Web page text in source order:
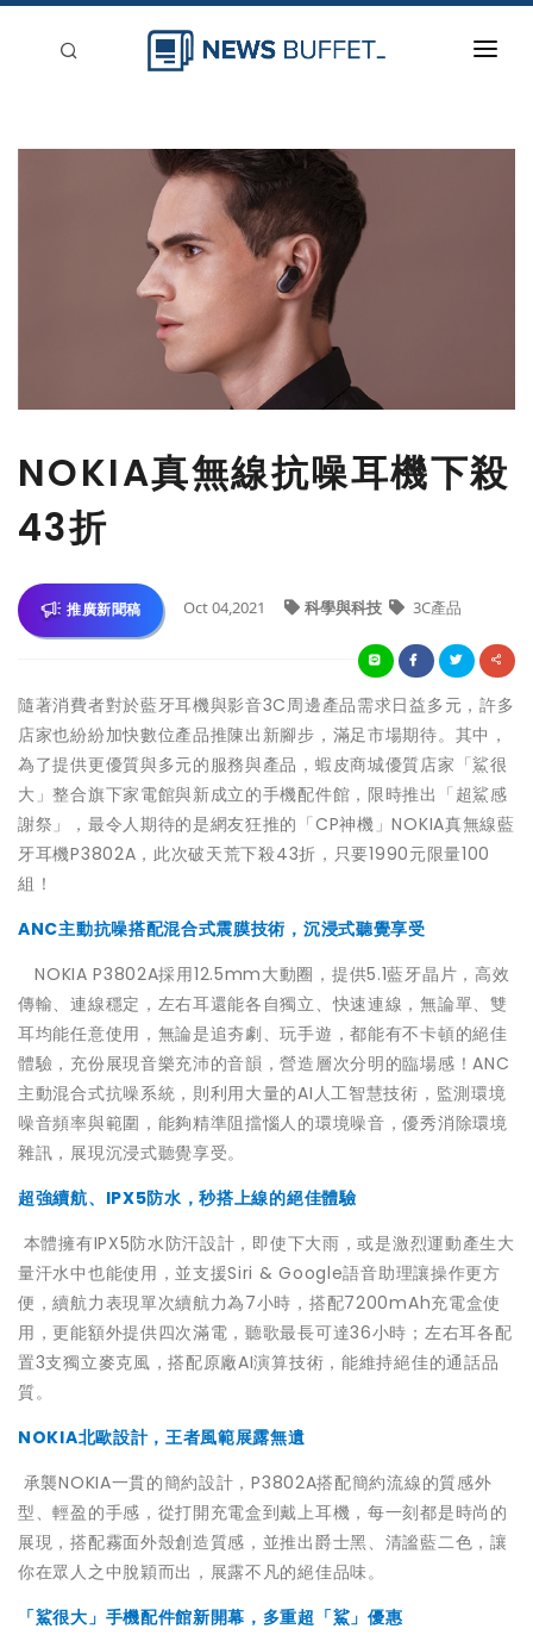
NOKIA真無線抗噪耳機下殺
43折
推廣新聞稿 Oct 04,2021 科學與科技 3C產品
隨著消費者對於藍牙耳機與影音3C周邊產品需求日益多元，許多
店家也紛紛加快數位產品推陳出新腳步，滿足市場期待。其中，
為了提供更優質與多元的服務與產品，蝦皮商城優質店家「鯊很
大」整合旗下家電館與新成立的手機配件館，限時推出「超鯊感
謝祭」，最令人期待的是網友狂推的「CP神機」NOKIA真無線藍
牙耳機P3802A，此次破天荒下殺43折，只要1990元限量100
組！
ANC主動抗噪搭配混合式震膜技術，沉浸式聽覺享受
NOKIA P3802A採用12.5mm大動圈，提供5.1藍牙晶片，高效
傳輸、連線穩定，左右耳還能各自獨立、快速連線，無論單、雙
耳均能任意使用，無論是追夯劇、玩手遊，都能有不卡頓的絕佳
體驗，充份展現音樂充沛的音韻，營造層次分明的臨場感！ANC
主動混合式抗噪系統，則利用大量的AI人工智慧技術，監測環境
噪音頻率與範圍，能夠精準阻擋惱人的環境噪音，優秀消除環境
雜訊，展現沉浸式聽覺享受。
超強續航、IPX5防水，秒搭上線的絕佳體驗
本體擁有IPX5防水防汗設計，即使下大雨，或是激烈運動產生大
量汗水中也能使用，並支援Siri & Google語音助理讓操作更方
便，續航力表現單次續航力為7小時，搭配7200mAh充電盒使
用，更能額外提供四次滿電，聽歌最長可達36小時；左右耳各配
置3支獨立麥克風，搭配原廠AI演算技術，能維持絕佳的通話品
質。
NOKIA北歐設計，王者風範展露無遺
承襲NOKIA一貫的簡約設計，P3802A搭配簡約流線的質感外
型、輕盈的手感，從打開充電盒到戴上耳機，每一刻都是時尚的
展現，搭配霧面外殼創造質感，並推出爵士黑、清謐藍二色，讓
你在眾人之中脫穎而出，展露不凡的絕佳品味。
「鯊很大」手機配件館新開幕，多重超「鯊」優惠